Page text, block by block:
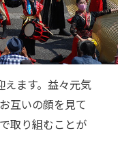
えます。益々元気
互いの顔を見て
取り組むことが